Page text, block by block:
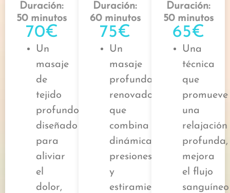
Duración:
50 minutos
70€
Un
masaje
de
tejido
profundo
diseñado
para
aliviar
el
dolor,
Duración:
60 minutos
75€
Un
masaje
profundamente
renovador
que
combina
dinámicamente
presiones
y
estiramientos,
Duración:
50 minutos
65€
Una
técnica
que
promueve
una
relajación
profunda,
mejora
el flujo
sanguíneo